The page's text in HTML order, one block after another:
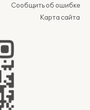
Сообщить об ошибке
Карта сайта